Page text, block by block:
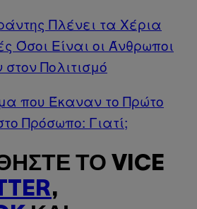
Πλένει τα Χέρια
Όσοι Είναι οι Άνθρωποι
Πολιτισμό
που Έκαναν το Πρώτο
Πρόσωπο: Γιατί;
ΤΟ VICE
,